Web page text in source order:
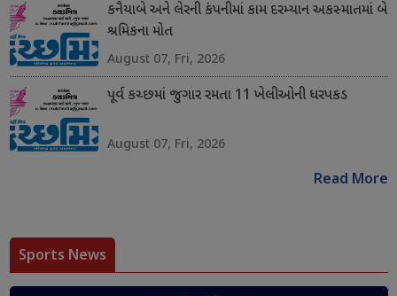
કનૈયાબે અને લેરની કંપનીમાં કામ દરમ્યાન અકસ્માતમાં બે
શ્રમિકના મોત
August 07, Fri, 2026
પૂર્વ કચ્છમાં જુગાર રમતા 11 ખેલીઓની ધરપકડ
August 07, Fri, 2026
Read More
Sports News